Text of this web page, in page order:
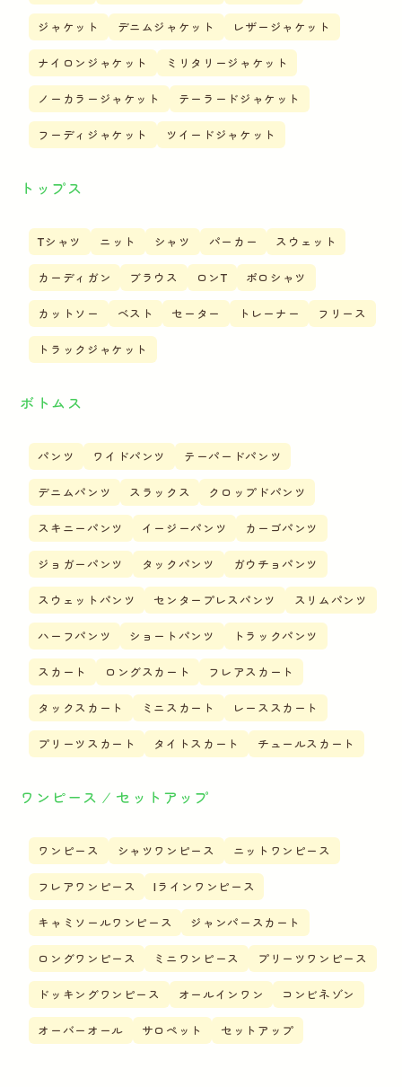
ジャケット デニムジャケット レザージャケット
ナイロンジャケット ミリタリージャケット
ノーカラージャケット テーラードジャケット
フーディジャケット ツイードジャケット
トップス
Tシャツ ニット シャツ パーカー スウェット
カーディガン ブラウス ロンT ポロシャツ
カットソー ベスト セーター トレーナー フリース
トラックジャケット
ボトムス
パンツ ワイドパンツ テーパードパンツ
デニムパンツ スラックス クロップドパンツ
スキニーパンツ イージーパンツ カーゴパンツ
ジョガーパンツ タックパンツ ガウチョパンツ
スウェットパンツ センタープレスパンツ スリムパンツ
ハーフパンツ ショートパンツ トラックパンツ
スカート ロングスカート フレアスカート
タックスカート ミニスカート レーススカート
プリーツスカート タイトスカート チュールスカート
ワンピース ⁄ セットアップ
ワンピース シャツワンピース ニットワンピース
フレアワンピース Iラインワンピース
キャミソールワンピース ジャンパースカート
ロングワンピース ミニワンピース プリーツワンピース
ドッキングワンピース オールインワン コンビネゾン
オーバーオール サロペット セットアップ